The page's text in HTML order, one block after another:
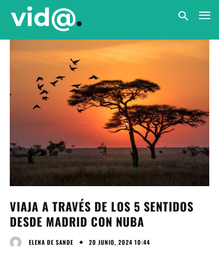
VIAJA A TRAVÉS DE LOS 5 SENTIDOS
DESDE MADRID CON NUBA
ELENA DE SANDE 20 JUNIO, 2024 10:44